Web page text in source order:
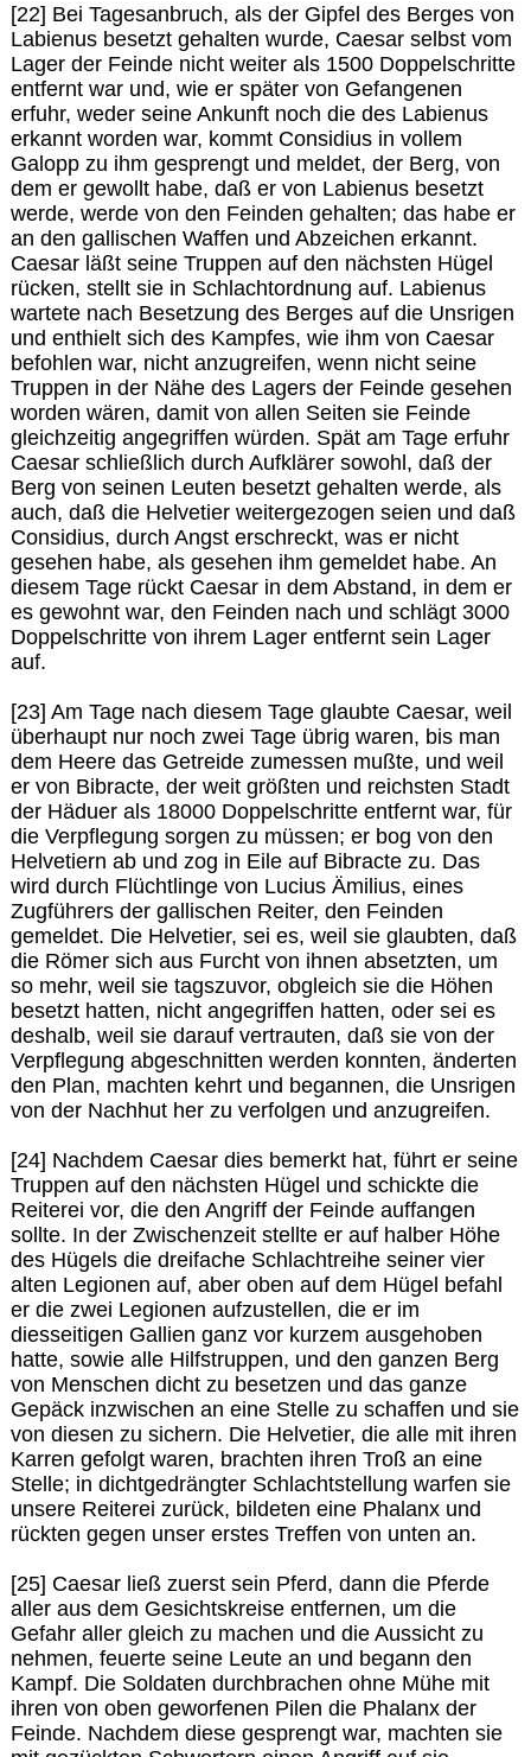
[22] Bei Tagesanbruch, als der Gipfel des Berges von
Labienus besetzt gehalten wurde, Caesar selbst vom
Lager der Feinde nicht weiter als 1500 Doppelschritte
entfernt war und, wie er später von Gefangenen
erfuhr, weder seine Ankunft noch die des Labienus
erkannt worden war, kommt Considius in vollem
Galopp zu ihm gesprengt und meldet, der Berg, von
dem er gewollt habe, daß er von Labienus besetzt
werde, werde von den Feinden gehalten; das habe er
an den gallischen Waffen und Abzeichen erkannt.
Caesar läßt seine Truppen auf den nächsten Hügel
rücken, stellt sie in Schlachtordnung auf. Labienus
wartete nach Besetzung des Berges auf die Unsrigen
und enthielt sich des Kampfes, wie ihm von Caesar
befohlen war, nicht anzugreifen, wenn nicht seine
Truppen in der Nähe des Lagers der Feinde gesehen
worden wären, damit von allen Seiten sie Feinde
gleichzeitig angegriffen würden. Spät am Tage erfuhr
Caesar schließlich durch Aufklärer sowohl, daß der
Berg von seinen Leuten besetzt gehalten werde, als
auch, daß die Helvetier weitergezogen seien und daß
Considius, durch Angst erschreckt, was er nicht
gesehen habe, als gesehen ihm gemeldet habe. An
diesem Tage rückt Caesar in dem Abstand, in dem er
es gewohnt war, den Feinden nach und schlägt 3000
Doppelschritte von ihrem Lager entfernt sein Lager
auf.
[23] Am Tage nach diesem Tage glaubte Caesar, weil
überhaupt nur noch zwei Tage übrig waren, bis man
dem Heere das Getreide zumessen mußte, und weil
er von Bibracte, der weit größten und reichsten Stadt
der Häduer als 18000 Doppelschritte entfernt war, für
die Verpflegung sorgen zu müssen; er bog von den
Helvetiern ab und zog in Eile auf Bibracte zu. Das
wird durch Flüchtlinge von Lucius Ämilius, eines
Zugführers der gallischen Reiter, den Feinden
gemeldet. Die Helvetier, sei es, weil sie glaubten, daß
die Römer sich aus Furcht von ihnen absetzten, um
so mehr, weil sie tagszuvor, obgleich sie die Höhen
besetzt hatten, nicht angegriffen hatten, oder sei es
deshalb, weil sie darauf vertrauten, daß sie von der
Verpflegung abgeschnitten werden konnten, änderten
den Plan, machten kehrt und begannen, die Unsrigen
von der Nachhut her zu verfolgen und anzugreifen.
[24] Nachdem Caesar dies bemerkt hat, führt er seine
Truppen auf den nächsten Hügel und schickte die
Reiterei vor, die den Angriff der Feinde auffangen
sollte. In der Zwischenzeit stellte er auf halber Höhe
des Hügels die dreifache Schlachtreihe seiner vier
alten Legionen auf, aber oben auf dem Hügel befahl
er die zwei Legionen aufzustellen, die er im
diesseitigen Gallien ganz vor kurzem ausgehoben
hatte, sowie alle Hilfstruppen, und den ganzen Berg
von Menschen dicht zu besetzen und das ganze
Gepäck inzwischen an eine Stelle zu schaffen und sie
von diesen zu sichern. Die Helvetier, die alle mit ihren
Karren gefolgt waren, brachten ihren Troß an eine
Stelle; in dichtgedrängter Schlachtstellung warfen sie
unsere Reiterei zurück, bildeten eine Phalanx und
rückten gegen unser erstes Treffen von unten an.
[25] Caesar ließ zuerst sein Pferd, dann die Pferde
aller aus dem Gesichtskreise entfernen, um die
Gefahr aller gleich zu machen und die Aussicht zu
nehmen, feuerte seine Leute an und begann den
Kampf. Die Soldaten durchbrachen ohne Mühe mit
ihren von oben geworfenen Pilen die Phalanx der
Feinde. Nachdem diese gesprengt war, machten sie